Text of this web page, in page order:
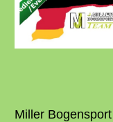
Miller